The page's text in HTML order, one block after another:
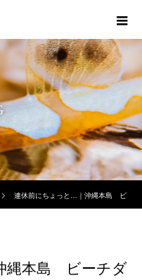
連休前にちょっと…｜沖縄本島 ビ
縄本島 ビーチダ